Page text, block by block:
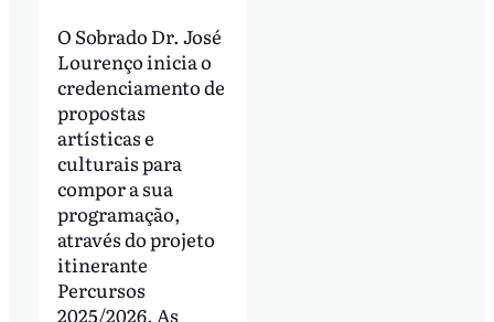
O Sobrado Dr. José
Lourenço inicia o
credenciamento de
propostas
artísticas e
culturais para
compor a sua
programação,
através do projeto
itinerante
Percursos
2025/2026. As